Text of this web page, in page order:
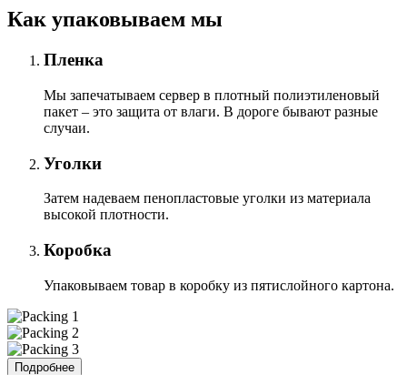
Как упаковываем мы
Пленка
Мы запечатываем сервер в плотный полиэтиленовый
пакет – это защита от влаги. В дороге бывают разные
случаи.
Уголки
Затем надеваем пенопластовые уголки из материала
высокой плотности.
Коробка
Упаковываем товар в коробку из пятислойного картона.
Подробнее